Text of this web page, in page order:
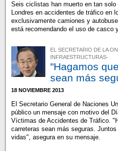
Seis ciclistas han muerto en tan
Londres en accidentes de tráfico en
exclusivamente camiones y
está recomendando el uso de casco
EL SECRETARIO DE LA
INFRAESTRUCTURAS-
"Hagamos
sean más
18 NOVIEMBRE 2013
El Secretario General de Naciones
público un mensaje con motivo del
Víctimas de Accidentes de Tráfico.
carreteras sean más seguras.
vidas", asegura en su mensaje.